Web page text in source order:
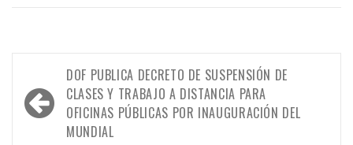
Navegación
de
entradas
DOF PUBLICA DECRETO DE SUSPENSIÓN DE
CLASES Y TRABAJO A DISTANCIA PARA
OFICINAS PÚBLICAS POR INAUGURACIÓN DEL
MUNDIAL